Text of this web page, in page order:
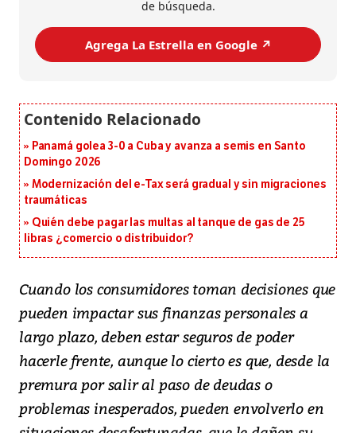
de búsqueda.
Agrega La Estrella en Google ↗️
Panamá golea 3-0 a Cuba y avanza a semis en Santo
Domingo 2026
Modernización del e-Tax será gradual y sin migraciones
traumáticas
Quién debe pagar las multas al tanque de gas de 25
libras ¿comercio o distribuidor?
Cuando los consumidores toman decisiones que
pueden impactar sus finanzas personales a
largo plazo, deben estar seguros de poder
hacerle frente, aunque lo cierto es que, desde la
premura por salir al paso de deudas o
problemas inesperados, pueden envolverlo en